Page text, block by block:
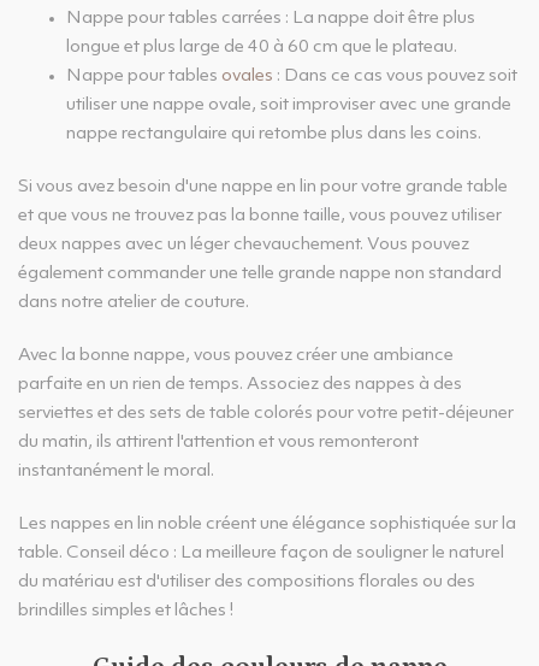
Nappe pour tables carrées : La nappe doit être plus
longue et plus large de 40 à 60 cm que le plateau.
Nappe pour tables ovales : Dans ce cas vous pouvez soit
utiliser une nappe ovale, soit improviser avec une grande
nappe rectangulaire qui retombe plus dans les coins.
Si vous avez besoin d'une nappe en lin pour votre grande table
et que vous ne trouvez pas la bonne taille, vous pouvez utiliser
deux nappes avec un léger chevauchement. Vous pouvez
également commander une telle grande nappe non standard
dans notre atelier de couture.
Avec la bonne nappe, vous pouvez créer une ambiance
parfaite en un rien de temps. Associez des nappes à des
serviettes et des sets de table colorés pour votre petit-déjeuner
du matin, ils attirent l'attention et vous remonteront
instantanément le moral.
Les nappes en lin noble créent une élégance sophistiquée sur la
table. Conseil déco : La meilleure façon de souligner le naturel
du matériau est d'utiliser des compositions florales ou des
brindilles simples et lâches !